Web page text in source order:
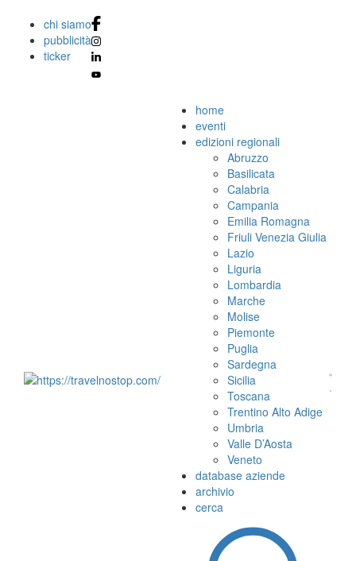
chi siamo
pubblicità
ticker
home
eventi
edizioni regionali
Abruzzo
Basilicata
Calabria
Campania
Emilia Romagna
Friuli Venezia Giulia
Lazio
Liguria
Lombardia
Marche
Molise
Piemonte
Puglia
Sardegna
Sicilia
Toscana
Trentino Alto Adige
Umbria
Valle D’Aosta
Veneto
database aziende
archivio
cerca